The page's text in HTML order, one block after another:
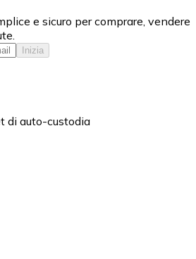
e sicuro per comprare, vendere
Inizia
di auto-custodia